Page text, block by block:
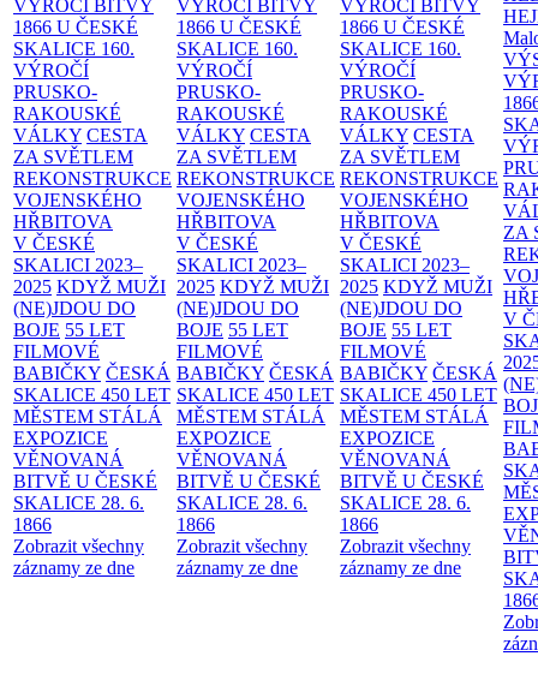
VÝROČÍ BITVY
1866 U ČESKÉ
SKALICE 160.
VÝROČÍ
PRUSKO-
RAKOUSKÉ
VÁLKY CESTA
ZA SVĚTLEM
REKONSTRUKCE
VOJENSKÉHO
HŘBITOVA
V ČESKÉ
SKALICI 2023–
2025 KDYŽ MUŽI
(NE)JDOU DO
BOJE 55 LET
FILMOVÉ
BABIČKY ČESKÁ
SKALICE 450 LET
MĚSTEM STÁLÁ
EXPOZICE
VĚNOVANÁ
BITVĚ U ČESKÉ
SKALICE 28. 6.
1866
Zobrazit všechny
záznamy ze dne
VÝROČÍ BITVY
1866 U ČESKÉ
SKALICE 160.
VÝROČÍ
PRUSKO-
RAKOUSKÉ
VÁLKY CESTA
ZA SVĚTLEM
REKONSTRUKCE
VOJENSKÉHO
HŘBITOVA
V ČESKÉ
SKALICI 2023–
2025 KDYŽ MUŽI
(NE)JDOU DO
BOJE 55 LET
FILMOVÉ
BABIČKY ČESKÁ
SKALICE 450 LET
MĚSTEM STÁLÁ
EXPOZICE
VĚNOVANÁ
BITVĚ U ČESKÉ
SKALICE 28. 6.
1866
Zobrazit všechny
záznamy ze dne
VÝROČÍ BITVY
1866 U ČESKÉ
SKALICE 160.
VÝROČÍ
PRUSKO-
RAKOUSKÉ
VÁLKY CESTA
ZA SVĚTLEM
REKONSTRUKCE
VOJENSKÉHO
HŘBITOVA
V ČESKÉ
SKALICI 2023–
2025 KDYŽ MUŽI
(NE)JDOU DO
BOJE 55 LET
FILMOVÉ
BABIČKY ČESKÁ
SKALICE 450 LET
MĚSTEM STÁLÁ
EXPOZICE
VĚNOVANÁ
BITVĚ U ČESKÉ
SKALICE 28. 6.
1866
Zobrazit všechny
záznamy ze dne
ZA
V